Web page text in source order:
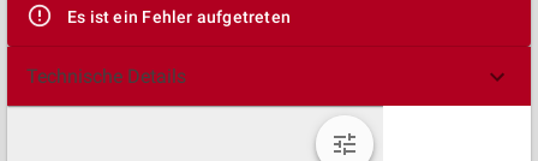
Es ist ein Fehler aufgetreten
Technische Details